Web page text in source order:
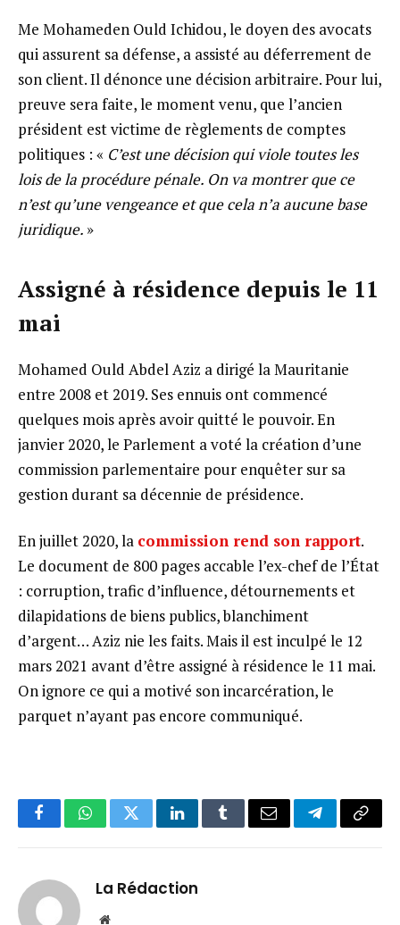
Me Mohameden Ould Ichidou, le doyen des avocats
qui assurent sa défense, a assisté au déferrement de
son client. Il dénonce une décision arbitraire. Pour lui,
preuve sera faite, le moment venu, que l’ancien
président est victime de règlements de comptes
politiques : « C’est une décision qui viole toutes les
lois de la procédure pénale. On va montrer que ce
n’est qu’une vengeance et que cela n’a aucune base
juridique. »
Assigné à résidence depuis le 11
mai
Mohamed Ould Abdel Aziz a dirigé la Mauritanie
entre 2008 et 2019. Ses ennuis ont commencé
quelques mois après avoir quitté le pouvoir. En
janvier 2020, le Parlement a voté la création d’une
commission parlementaire pour enquêter sur sa
gestion durant sa décennie de présidence.
En juillet 2020, la commission rend son rapport.
Le document de 800 pages accable l’ex-chef de l’État
: corruption, trafic d’influence, détournements et
dilapidations de biens publics, blanchiment
d’argent… Aziz nie les faits. Mais il est inculpé le 12
mars 2021 avant d’être assigné à résidence le 11 mai.
On ignore ce qui a motivé son incarcération, le
parquet n’ayant pas encore communiqué.
FacebookWhatsAppTwitterLinkedInTumblrEmail TelegramCopy
La Rédaction
Website